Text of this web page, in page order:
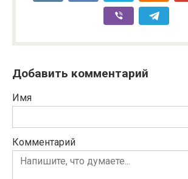
Добавить комментарий
Имя
Комментарий